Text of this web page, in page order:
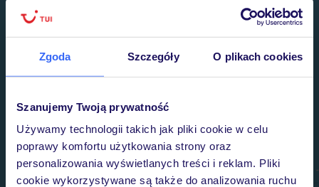
Zgoda Szczegóły O plikach cookies
Szanujemy Twoją prywatność
Używamy technologii takich jak pliki cookie w celu
poprawy komfortu użytkowania strony oraz
personalizowania wyświetlanych treści i reklam. Pliki
cookie wykorzystywane są także do analizowania ruchu
Wysłaliśmy nasz serwis na krótkie wakacje.